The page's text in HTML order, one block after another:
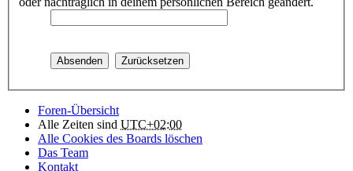
Foren-Übersicht
Alle Zeiten sind UTC+02:00
Alle Cookies des Boards löschen
Das Team
Kontakt